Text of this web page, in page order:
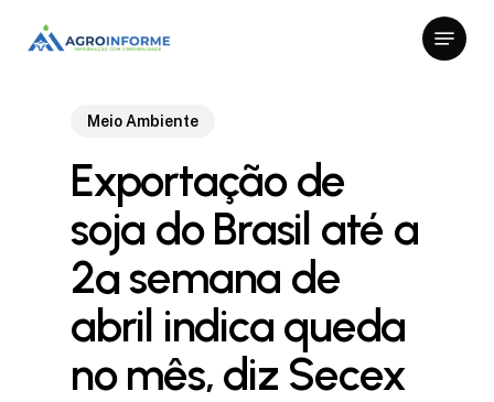
Menu
Meio Ambiente
Exportação de
soja do Brasil até a
2ª semana de
abril indica queda
no mês, diz Secex